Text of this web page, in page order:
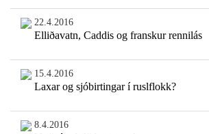
22.4.2016
Elliðavatn, Caddis og franskur rennilás
15.4.2016
Laxar og sjóbirtingar í ruslflokk?
8.4.2016